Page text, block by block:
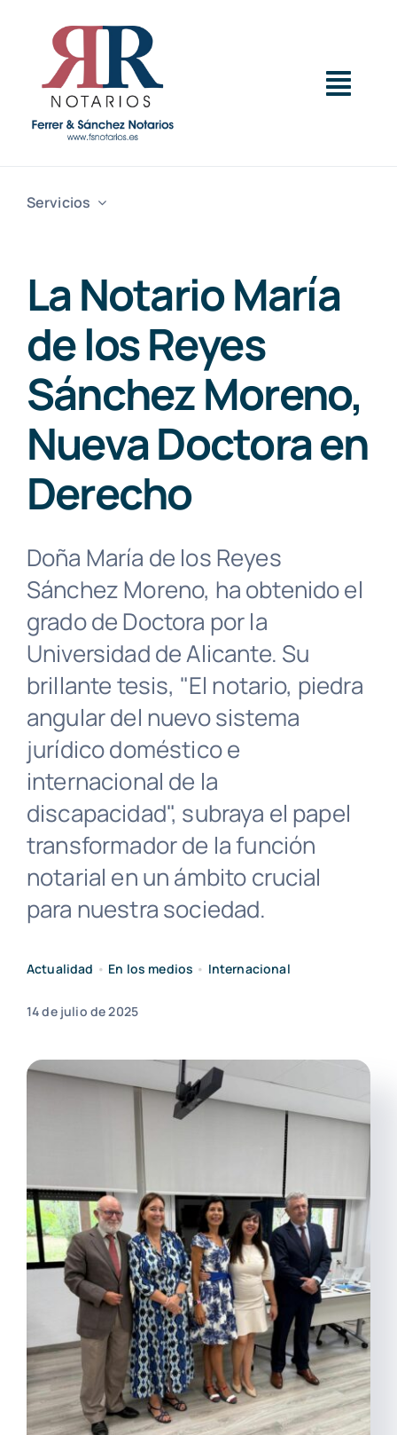
contenido
Sobre Nosotros
Actualidad
Buscar:
Servicios
La Notario María
de los Reyes
Sánchez Moreno,
Nueva Doctora en
Derecho
Doña María de los Reyes
Sánchez Moreno, ha obtenido el
grado de Doctora por la
Universidad de Alicante. Su
brillante tesis, "El notario, piedra
angular del nuevo sistema
jurídico doméstico e
internacional de la
discapacidad", subraya el papel
transformador de la función
notarial en un ámbito crucial
para nuestra sociedad.
Actualidad • En los medios • Internacional
14 de julio de 2025